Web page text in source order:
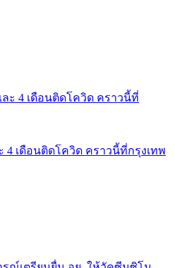
4 เดือนติดโควิด คราวนี้ที่กรุงเทพ